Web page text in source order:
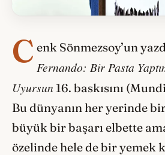
C enk Sönmezsoy’un
Fernando: Bir Pasta
Uyursun 16. baskısını
Bu dünyanın her yerinde
büyük bir başarı elbette
özelinde hele de bir yemek